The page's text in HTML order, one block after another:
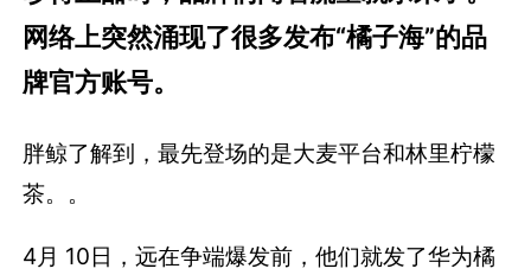
网络上突然涌现了很多发布“橘子海”的品
牌官方账号。
胖鲸了解到，最先登场的是大麦平台和林里柠檬
茶。。
4月 10日，远在争端爆发前，他们就发了华为橘